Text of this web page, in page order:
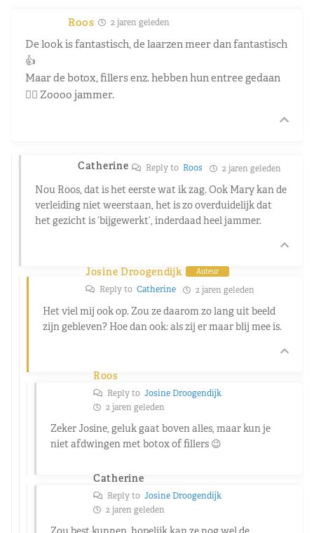
Roos 2 jaren geleden
De look is fantastisch, de laarzen meer dan fantastisch
👍
Maar de botox, fillers enz. hebben hun entree gedaan
😵‍💫 Zoooo jammer.
Catherine Reply toRoos 2 jaren geleden
Nou Roos, dat is het eerste wat ik zag. Ook Mary kan de
verleiding niet weerstaan, het is zo overduidelijk dat
het gezicht is ‘bijgewerkt’, inderdaad heel jammer.
Josine Droogendijk Auteur
Reply to Catherine 2 jaren geleden
Het viel mij ook op. Zou ze daarom zo lang uit beeld
zijn gebleven? Hoe dan ook: als zij er maar blij mee is.
Roos
Reply to Josine Droogendijk
2 jaren geleden
Zeker Josine, geluk gaat boven alles, maar kun je
niet afdwingen met botox of fillers 😉
Catherine
Reply to Josine Droogendijk
2 jaren geleden